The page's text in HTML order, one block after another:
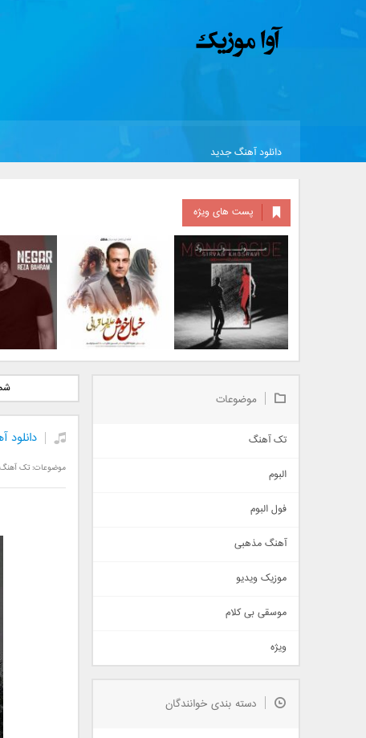
دانلود آهنگ جدید
پست های ویژه
خسروی بنام مونولوگ
دانلود آهنگ جدید علیرضا
دانلود
موضوعات:تک آهنگ
موضوعات
تک آهنگ
اجتماعی
حماسی
سنتی
اهنگ بندرعباسی
دمو
مذهبی
جدیدترین ها
البوم
فول البوم
آهنگ مذهبی
موزیک ویدیو
موسقی بی کلام
ویژه
دسته بندی خوانندگان